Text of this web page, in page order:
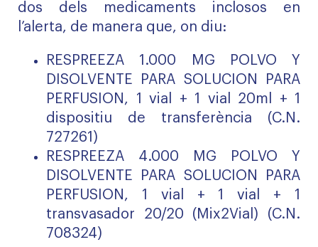
dos dels medicaments inclosos en
l’alerta, de manera que, on diu:
RESPREEZA 1.000 MG POLVO Y
DISOLVENTE PARA SOLUCION PARA
PERFUSION, 1 vial + 1 vial 20ml + 1
dispositiu de transferència (C.N.
727261)
RESPREEZA 4.000 MG POLVO Y
DISOLVENTE PARA SOLUCION PARA
PERFUSION, 1 vial + 1 vial + 1
transvasador 20/20 (Mix2Vial) (C.N.
708324)